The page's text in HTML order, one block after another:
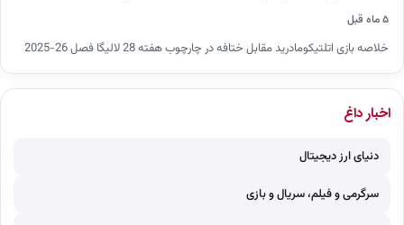
۵ ماه قبل
خلاصه بازی اتلتیکومادرید مقابل ختافه در چارچوب هفته 28 لالیگا فصل 26-2025
اخبار داغ
دنیای ارز دیجیتال
سرگرمی و فیلم، سریال و بازی